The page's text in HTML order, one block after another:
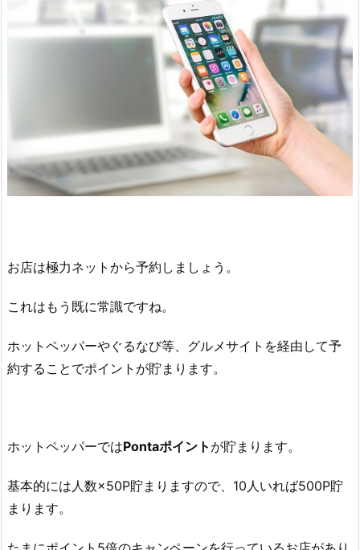
お店は極力ネットから予約しましょう。
これはもう既に常識ですね。
ホットペッパーやぐるなび等、グルメサイトを経由して予
約することでポイントが貯まります。
ホットペッパーではPontaポイント が貯まります。
基本的には人数×50P貯まりますので、10人いれば500P貯
まります。